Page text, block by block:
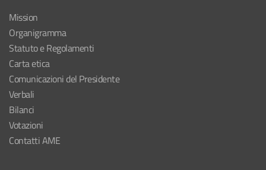
Mission
Organigramma
Statuto e Regolamenti
Carta etica
Comunicazioni del Presidente
Verbali
Bilanci
Votazioni
Contatti AME